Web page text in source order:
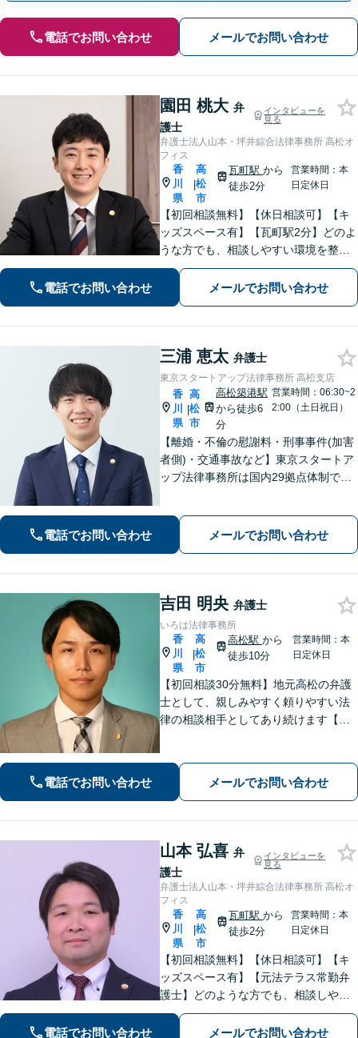
電話でお問い合わせ メールでお問い合わせ
園田 桃大 弁
護士
インタビューを
見る
弁護士法人山本・坪井綜合法律事務所 高松オ
フィス
香
川
県
|
高
松
市
瓦町駅から
徒歩2分
営業時間：本
日定休日
【初回相談無料】【休日相談可】【キ
ッズスペース有】【瓦町駅2分】どのよ
うな方でも、相談しやすい環境を整え
ています。依頼者様に寄り添った対応
を心がけています。【離婚・男女問
題】DV被害へ積極的に対応。お気軽に
電話でお問い合わせ メールでお問い合わせ
三浦 恵太 弁護士
東京スタートアップ法律事務所 高松支店
香
川
県
|
高
松
市
高松築港駅
から徒歩6
分
営業時間：06:30~2
2:00（土日祝日）
【離婚・不倫の慰謝料・刑事事件(加害
者側)・交通事故など】東京スタートア
ップ法律事務所は国内29拠点体制で全
専門性の高い弁護士が寄り添い解決を
サポートします。
電話でお問い合わせ メールでお問い合わせ
吉田 明央 弁護士
いろは法律事務所
香
川
県
|
高
松
市
高松駅 から
徒歩10分
営業時間：本
日定休日
【初回相談30分無料】地元高松の弁護
士として、親しみやすく頼りやすい法
律の相談相手としてあり続けます【相
【離婚問題】不貞慰謝料の請求する側
／された側、双方に対応【弁護士歴10
電話でお問い合わせ メールでお問い合わせ
山本 弘喜 弁
護士
インタビューを
見る
弁護士法人山本・坪井綜合法律事務所 高松オ
フィス
香
川
県
|
高
松
市
瓦町駅から
徒歩2分
営業時間：本
日定休日
【初回相談無料】【休日相談可】【キ
ッズスペース有】【元法テラス常勤弁
護士】どのような方でも、相談しやす
い環境を整えています。依頼者様に寄
り添った対応を心がけています。【離
電話でお問い合わせ メールでお問い合わせ